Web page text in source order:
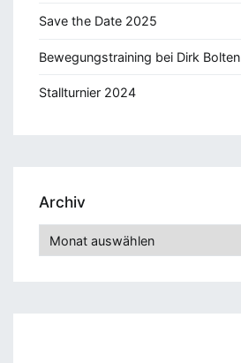
Save the Date 2025
Bewegungstraining bei Dirk Bolten
Stallturnier 2024
Archiv
Archiv